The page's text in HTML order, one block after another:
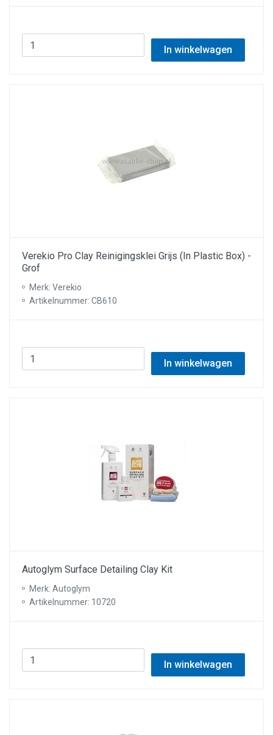
In winkelwagen
Verekio Pro Clay Reinigingsklei Grijs (In Plastic Box) -
Grof
Merk: Verekio
Artikelnummer: CB610
In winkelwagen
Autoglym Surface Detailing Clay Kit
Merk: Autoglym
Artikelnummer: 10720
In winkelwagen